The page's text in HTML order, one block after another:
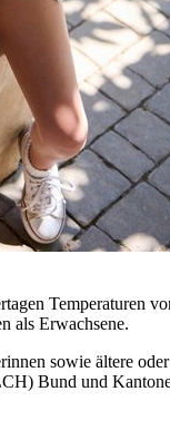
Temperaturen
als Erwachsene.
sowie ältere
Bund und